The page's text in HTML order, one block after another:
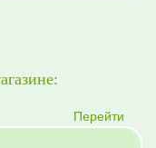
Перейти